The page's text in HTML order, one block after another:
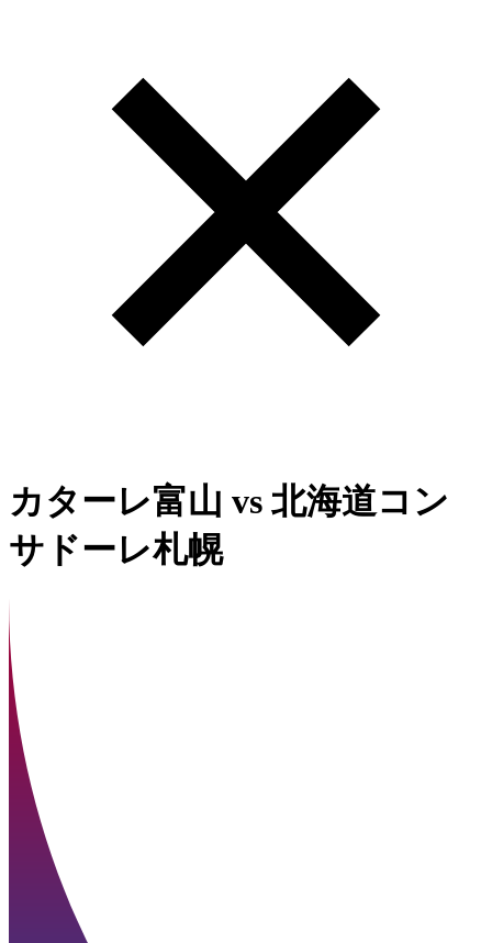
カターレ富山 vs 北海道コン
サドーレ札幌